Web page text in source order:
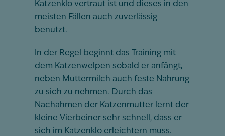
Katzenklo vertraut ist und dieses in den
meisten Fällen auch zuverlässig
benutzt.
In der Regel beginnt das Training mit
dem Katzenwelpen sobald er anfängt,
neben Muttermilch auch feste Nahrung
zu sich zu nehmen. Durch das
Nachahmen der Katzenmutter lernt der
kleine Vierbeiner sehr schnell, dass er
sich im Katzenklo erleichtern muss.